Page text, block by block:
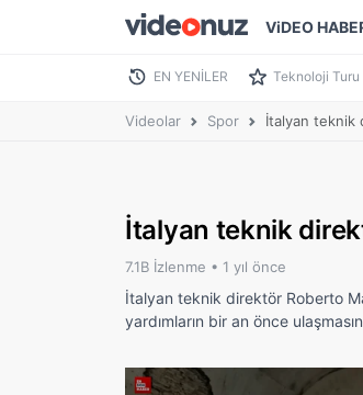
ViDEO
EN YENİLER Teknoloji Turu
Videolar Spor İtalyan teknik
İtalyan teknik
7.1B İzlenme • 1 yıl önce
İtalyan teknik direktör Roberto
yardımların bir an önce